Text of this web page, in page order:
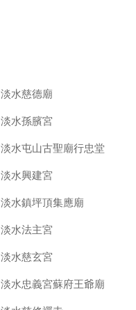
淡水慈德廟
淡水孫臏宮
淡水屯山古聖廟行忠堂
淡水興建宮
淡水鎮坪頂集應廟
淡水法主宮
淡水慈玄宮
淡水忠義宮蘇府王爺廟